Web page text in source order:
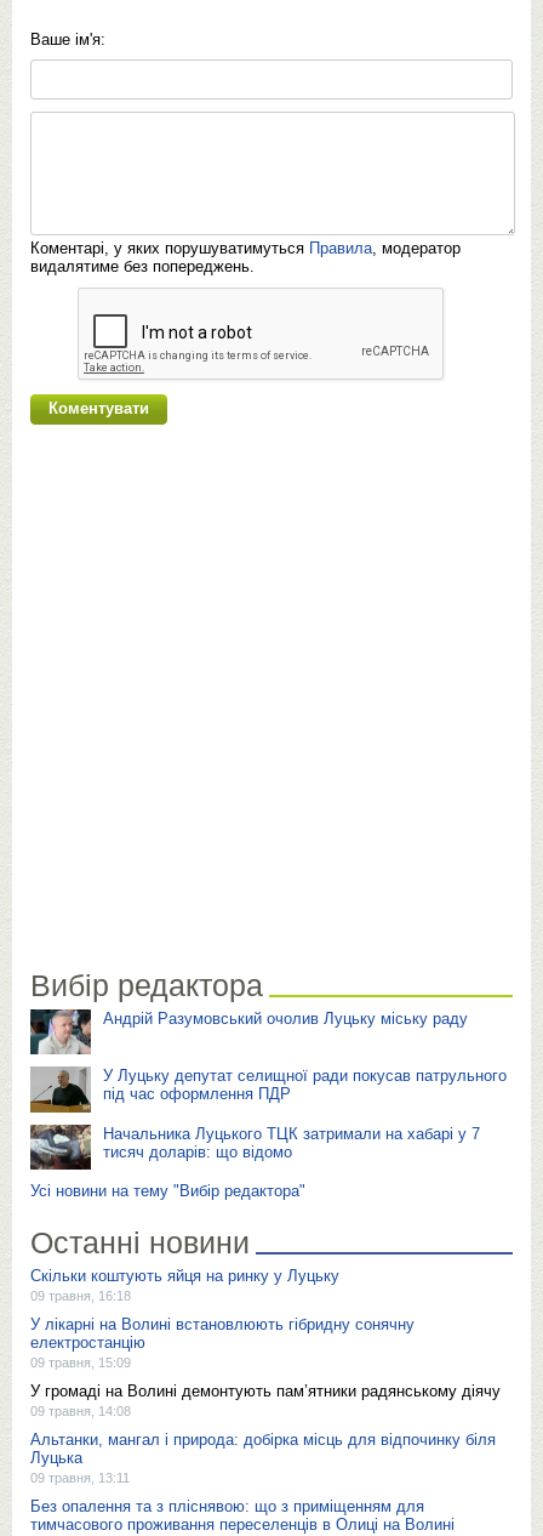
Ваше ім'я:
Коментарі, у яких порушуватимуться Правила , модератор
видалятиме без попереджень.
Вибір редактора
Андрій Разумовський очолив Луцьку міську раду
У Луцьку депутат селищної ради покусав патрульного
під час оформлення ПДР
Начальника Луцького ТЦК затримали на хабарі у 7
тисяч доларів: що відомо
Усі новини на тему "Вибір редактора"
Останні новини
Скільки коштують яйця на ринку у Луцьку
09 травня, 16:18
У лікарні на Волині встановлюють гібридну сонячну
електростанцію
09 травня, 15:09
У громаді на Волині демонтують пам’ятники радянському діячу
09 травня, 14:08
Альтанки, мангал і природа: добірка місць для відпочинку біля
Луцька
09 травня, 13:11
Без опалення та з пліснявою: що з приміщенням для
тимчасового проживання переселенців в Олиці на Волині